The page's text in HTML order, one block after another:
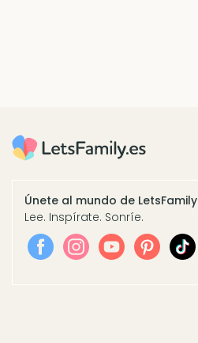
Únete al mundo de LetsFamily
Lee. Inspírate. Sonríe.